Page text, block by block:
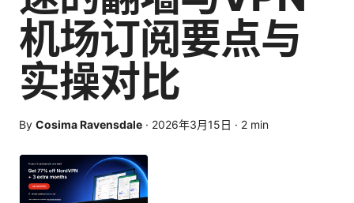
机场订阅要点与
实操对比
By Cosima Ravensdale · 2026年3月15日 · 2 min